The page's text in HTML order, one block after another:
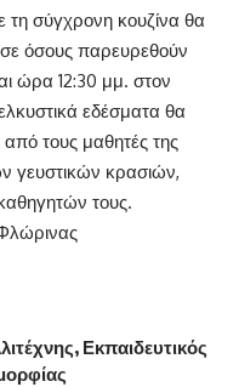
σύγχρονη κουζίνα θα
σε όσους παρευρεθούν
ώρα 12:30 μμ. στον
εδέσματα θα
τους μαθητές της
γευστικών κρασιών,
τους.
Εκπαιδευτικός